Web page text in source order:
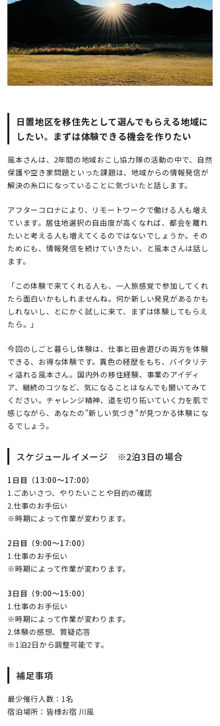
日置地区を移住先として選んでもらえる地域に
したい。まずは体験できる機会を作りたい
風本さんは、2年間の地域おこし協力隊の活動の中で、自然
保護や空き家問題といった課題は、地域からの情報発信が
解決の糸口になっていることに気づいたと話します。
アフターコロナにより、リモートワークで働ける人も増え
ています。居住地選択の自由度が高くなれば、都会を離れ
たいと考える人も増えてくるのではないでしょうか。その
ためにも、情報発信を続けていきたい、と風本さんは話し
ます。
「この体験で来てくれる人も、一人旅感覚で参加してくれ
たら面白いかもしれませんね。何か新しい発見があるかも
しれないし、とにかく試しに来て、まずは体験してもらえ
たら。」
今回のしごと暮らし体験は、仕事と田舎遊びの両方を体験
できる、お得な体験です。異色の経歴をもち、バイタリテ
ィ溢れる風本さん。国内外の移住経験、事業のアイディ
ア、継続のコツなど、気になることはなんでも聞いてみて
ください。チャレンジ精神、道を切り拓いていく力を肌で
感じながら、あなたの”新しい気づき”が見つかる体験にな
るでしょう。
スケジュールイメージ ※2泊3日の場合
1日目（13:00～17:00）
1.ごあいさつ、やりたいことや目的の確認
2.仕事のお手伝い
※時期によって作業が変わります。
2日目（9:00～17:00）
1.仕事のお手伝い
※時期によって作業が変わります。
3日目（9:00～15:00）
1.仕事のお手伝い
※時期によって作業が変わります。
2.体験の感想、質疑応答
※1泊2日から調整可能です。
補足事項
最少催行人数：1名
宿泊場所：皆様お宿 川風